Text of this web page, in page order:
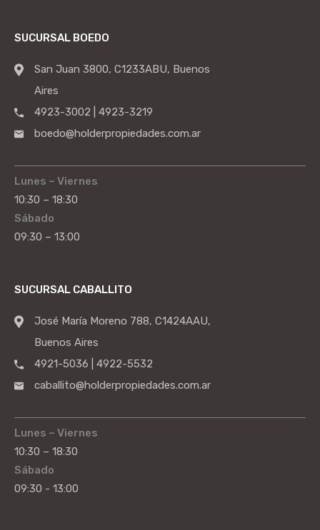
SUCURSAL BOEDO
San Juan 3800, C1233ABU, Buenos
Aires
4923-3002 | 4923-3219
boedo@holderpropiedades.com.ar
Lunes – Viernes
10:30 – 18:30
Sábado
09:30 – 13:00
SUCURSAL CABALLITO
José María Moreno 788, C1424AAU,
Buenos Aires
4921-5036 | 4922-5532
caballito@holderpropiedades.com.ar
Lunes – Viernes
10:30 – 18:30
Sábado
09:30 - 13:00